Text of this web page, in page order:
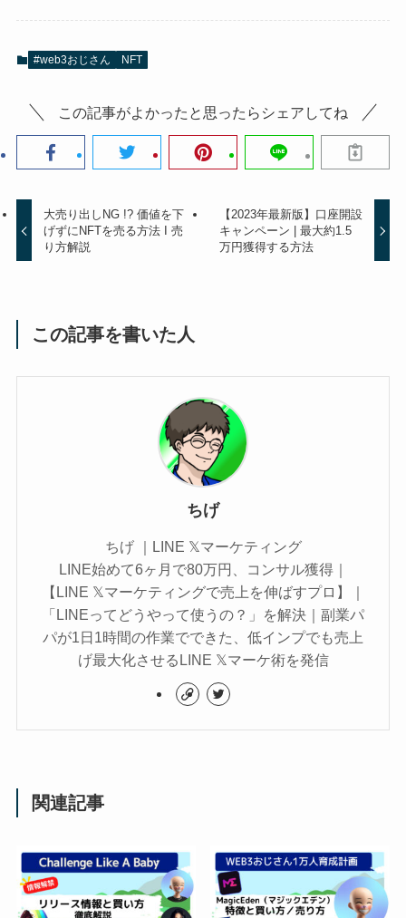
#web3おじさん NFT
この記事がよかったと思ったらシェアしてね
大売り出しNG !? 価値を下
げずにNFTを売る方法 I 売
り方解説
【2023年最新版】口座開設
キャンペーン | 最大約1.5
万円獲得する方法
この記事を書いた人
ちげ
ちげ ｜LINE 𝕏マーケティング
LINE始めて6ヶ月で80万円、コンサル獲得｜
【LINE 𝕏マーケティングで売上を伸ばすプロ】｜
「LINEってどうやって使うの？」を解決｜副業パ
パが1日1時間の作業でできた、低インプでも売上
げ最大化させるLINE 𝕏マーケ術を発信
関連記事